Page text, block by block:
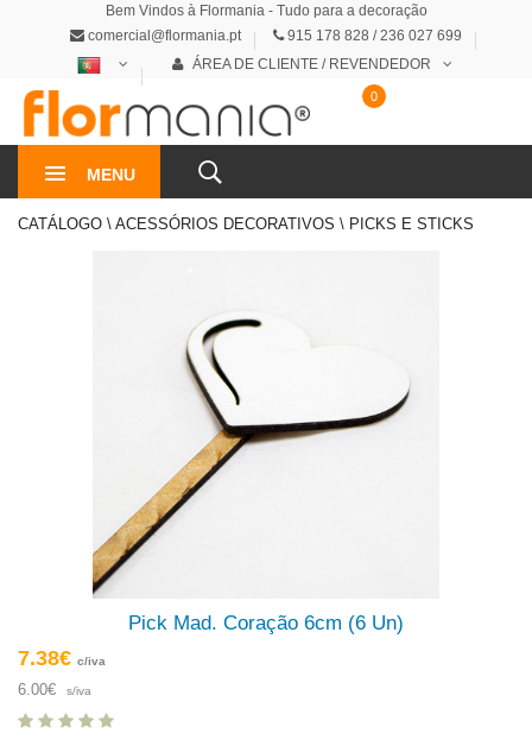
Bem Vindos à Flormania - Tudo para a decoração
comercial@flormania.pt
915 178 828 / 236 027 699
ÁREA DE CLIENTE / REVENDEDOR
MENU
0
CATÁLOGO \ ACESSÓRIOS DECORATIVOS \ PICKS E STICKS
Pick Mad. Coração 6cm (6 Un)
7.38€ c/iva
6.00€ s/iva